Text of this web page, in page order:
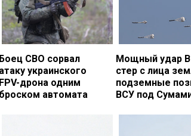
Боец СВО сорвал
атаку украинского
FPV-дрона одним
броском автомата
Мощный удар
стер с лица
подземные
ВСУ под